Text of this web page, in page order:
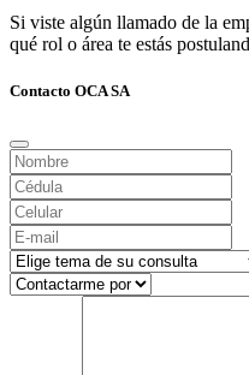
Si viste algún llamado de la
qué rol o área te estás
Contacto OCA SA